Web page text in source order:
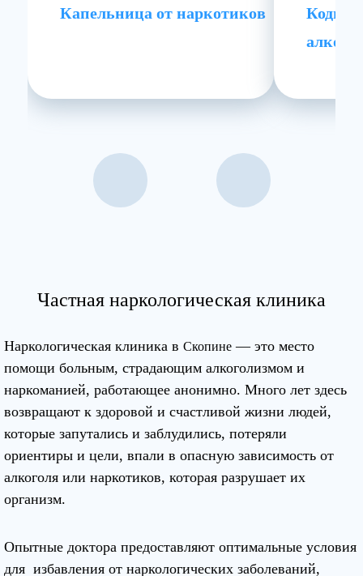
Капельница от наркотиков
Частная наркологическая клиника
Наркологическая клиника в Скопине — это место
помощи больным, страдающим алкоголизмом и
наркоманией, работающее анонимно. Много лет здесь
возвращают к здоровой и счастливой жизни людей,
которые запутались и заблудились, потеряли
ориентиры и цели, впали в опасную зависимость от
алкоголя или наркотиков, которая разрушает их
организм.
Опытные доктора предоставляют оптимальные условия
для избавления от наркологических заболеваний,